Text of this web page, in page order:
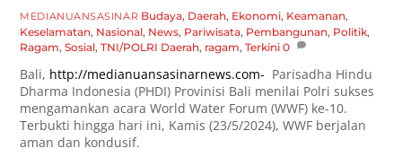
MEDIANUANSASINAR Budaya, Daerah, Ekonomi, Keamanan,
Keselamatan, Nasional, News, Pariwisata, Pembangunan, Politik,
Ragam,Sosial,TNI/POLRI Daerah, ragam,Terkini 0
Bali, http://medianuansasinarnews.com- Parisadha Hindu
Dharma Indonesia (PHDI) Provinisi Bali menilai Polri sukses
mengamankan acara World Water Forum (WWF) ke-10.
Terbukti hingga hari ini, Kamis (23/5/2024), WWF berjalan
aman dan kondusif.